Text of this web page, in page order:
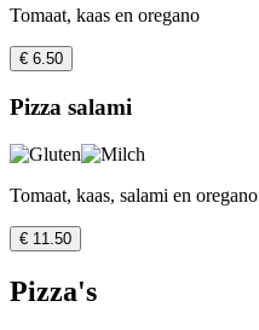
Tomaat, kaas en oregano
€ 6.50
Pizza salami
Tomaat, kaas, salami en oregano
€ 11.50
Pizza's